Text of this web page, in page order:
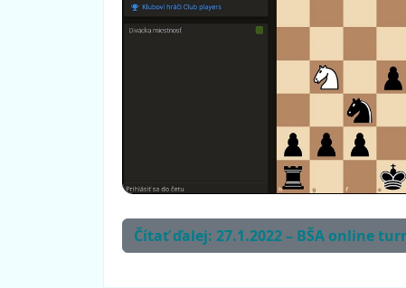
Čítať ďalej: 27.1.2022 – BŠA online